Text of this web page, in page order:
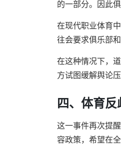
的一部分。因此
在现代职业体育
往会要求俱乐部
在这种情况下，
方试图缓解舆论
四、体育
这一事件再次提
容政策，希望在